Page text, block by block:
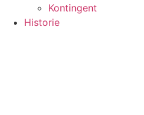
Kontingent
Historie